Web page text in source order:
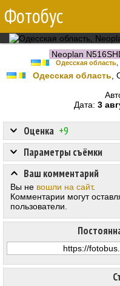
Фотобус
Neoplan
Одесская область
Одесская область
Дата: 3
Оценка +9
Параметры съёмки
Ваш комментарий
Вы не вошли на сайт.
Комментарии могут
пользователи.